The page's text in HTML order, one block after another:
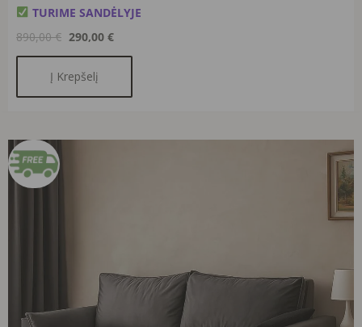
TURIME SANDĖLYJE
890,00€ 290,00 €
Į Krepšelį